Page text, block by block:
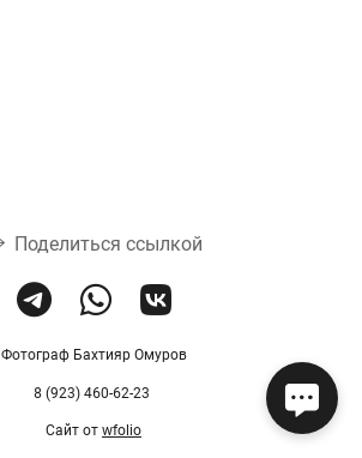
Поделиться ссылкой
Фотограф Бахтияр Омуров
8 (923) 460-62-23
Сайт от wfolio